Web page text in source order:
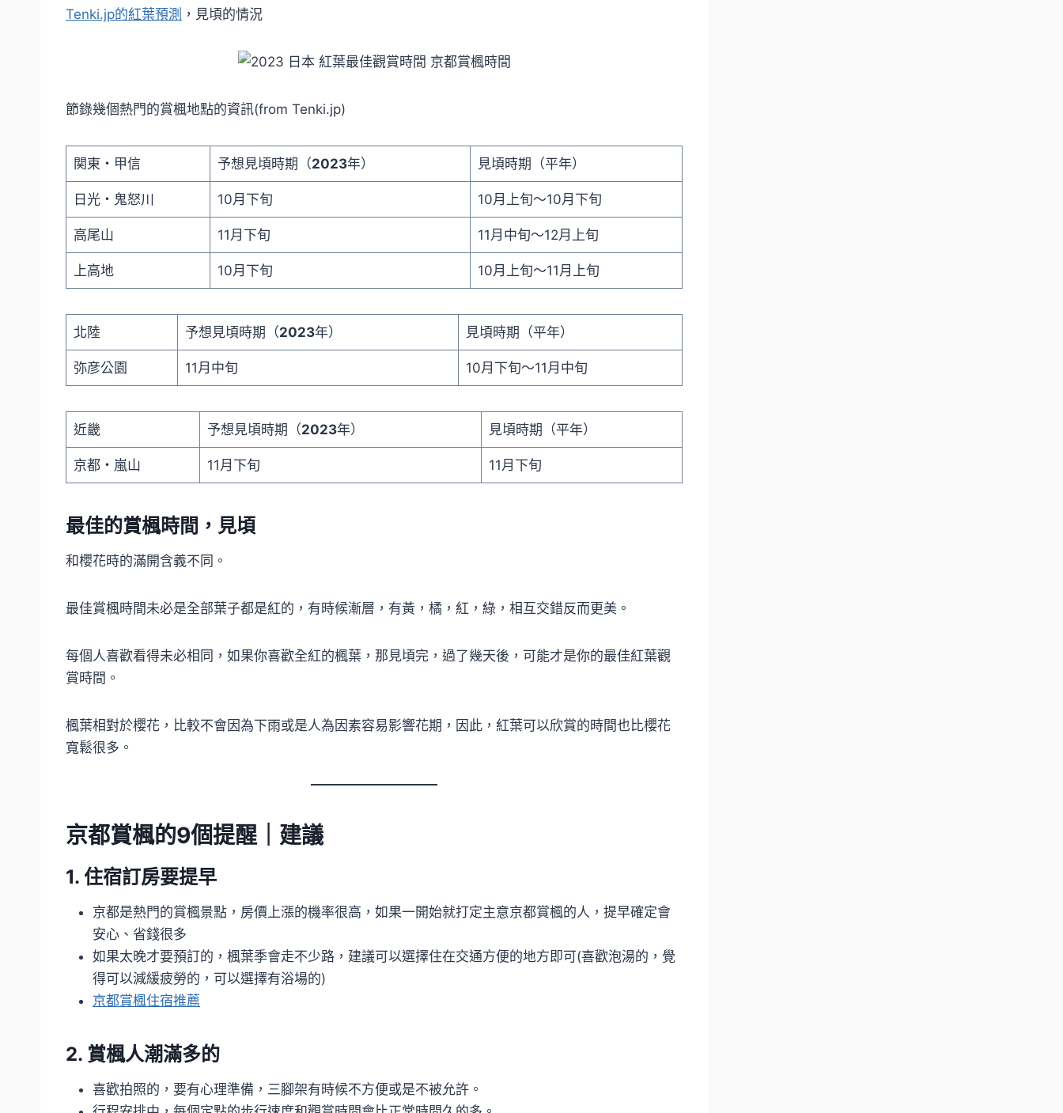
Tenki.jp的紅葉預測 ，見頃的情況
節錄幾個熱門的賞楓地點的資訊(from Tenki.jp)
関東・甲信 予想見頃時期（2023年） 見頃時期（平年）
日光・鬼怒川 10月下旬 10月上旬～10月下旬
高尾山 11月下旬 11月中旬～12月上旬
上高地 10月下旬 10月上旬～11月上旬
北陸 予想見頃時期（2023年） 見頃時期（平年）
弥彦公園 11月中旬 10月下旬～11月中旬
近畿 予想見頃時期（2023年） 見頃時期（平年）
京都・嵐山 11月下旬 11月下旬
最佳的賞楓時間，見頃
和櫻花時的滿開含義不同。
最佳賞楓時間未必是全部葉子都是紅的，有時候漸層，有黃，橘，紅，綠，相互交錯反而更美。
每個人喜歡看得未必相同，如果你喜歡全紅的楓葉，那見頃完，過了幾天後，可能才是你的最佳紅葉觀
賞時間。
楓葉相對於櫻花，比較不會因為下雨或是人為因素容易影響花期，因此，紅葉可以欣賞的時間也比櫻花
寬鬆很多。
京都賞楓的9個提醒｜建議
1. 住宿訂房要提早
京都是熱門的賞楓景點，房價上漲的機率很高，如果一開始就打定主意京都賞楓的人，提早確定會
安心、省錢很多
如果太晚才要預訂的，楓葉季會走不少路，建議可以選擇住在交通方便的地方即可(喜歡泡湯的，覺
得可以減緩疲勞的，可以選擇有浴場的)
京都賞楓住宿推薦
2. 賞楓人潮滿多的
喜歡拍照的，要有心理準備，三腳架有時候不方便或是不被允許。